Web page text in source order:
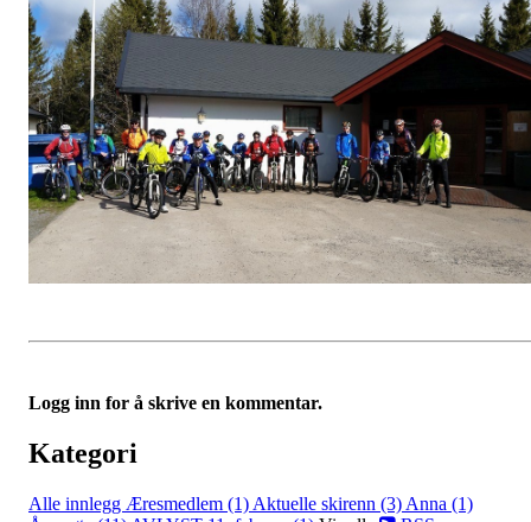
Logg inn for å skrive en kommentar.
Kategori
Alle innlegg Æresmedlem (1) Aktuelle skirenn (3) Anna (1)